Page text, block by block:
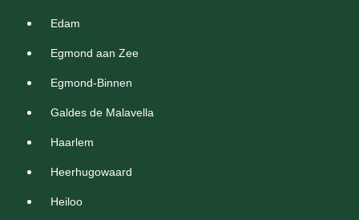
Edam
Egmond aan Zee
Egmond-Binnen
Galdes de Malavella
Haarlem
Heerhugowaard
Heiloo